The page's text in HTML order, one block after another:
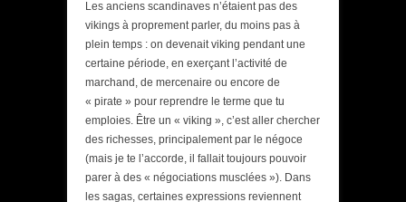
Les anciens scandinaves n’étaient pas des
vikings à proprement parler, du moins pas à
plein temps : on devenait viking pendant une
certaine période, en exerçant l’activité de
marchand, de mercenaire ou encore de
« pirate » pour reprendre le terme que tu
emploies. Être un « viking », c’est aller chercher
des richesses, principalement par le négoce
(mais je te l’accorde, il fallait toujours pouvoir
parer à des « négociations musclées »). Dans
les sagas, certaines expressions reviennent